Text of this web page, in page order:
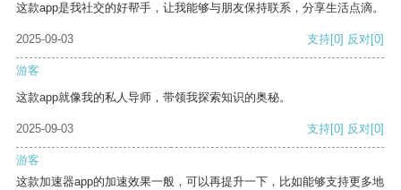
这款app是我社交的好帮手，让我能够与朋友保持联系，分享生活点滴。
2025-09-03 支持[0] 反对[0]
游客
这款app就像我的私人导师，带领我探索知识的奥秘。
2025-09-03 支持[0] 反对[0]
游客
这款加速器app的加速效果一般，可以再提升一下，比如能够支持更多地